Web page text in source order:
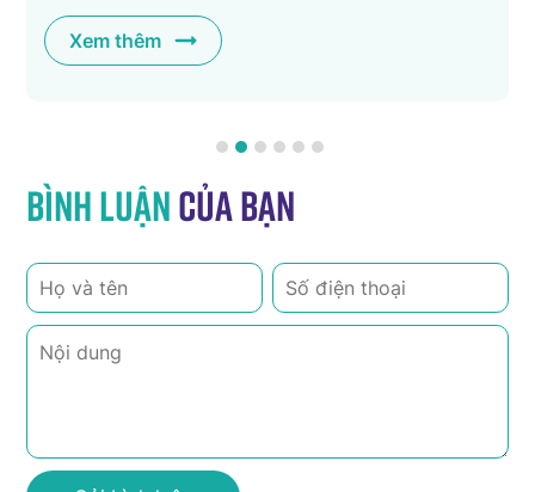
Xem thêm
Bình luậncủa bạn